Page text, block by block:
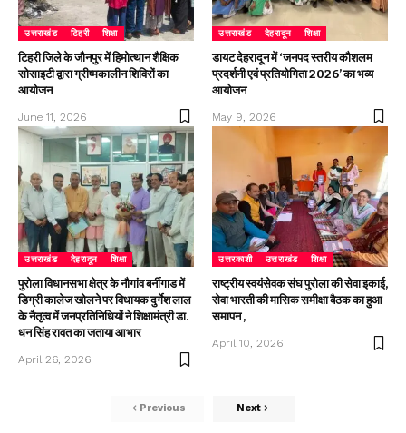
उत्तराखंड टिहरी शिक्षा
टिहरी जिले के जौनपुर में हिमोत्थान शैक्षिक
सोसाइटी द्वारा ग्रीष्मकालीन शिविरों का
आयोजन
June 11, 2026
उत्तराखंड देहरादून शिक्षा
डायट देहरादून में ‘जनपद स्तरीय कौशलम
प्रदर्शनी एवं प्रतियोगिता 2026’ का भव्य
आयोजन
May 9, 2026
उत्तराखंड देहरादून शिक्षा
पुरोला विधानसभा क्षेत्र के नौगांव बर्नीगाड में
डिग्री कालेज खोलने पर विधायक दुर्गेश लाल
के नैतृत्व में जनप्रतिनिधियों ने शिक्षामंत्री डा.
धन सिंह रावत का जताया आभार
April 26, 2026
उत्तरकाशी उत्तराखंड शिक्षा
राष्ट्रीय स्वयंसेवक संघ पुरोला की सेवा इकाई,
सेवा भारती की मासिक समीक्षा बैठक का हुआ
समापन ,
April 10, 2026
Previous Next